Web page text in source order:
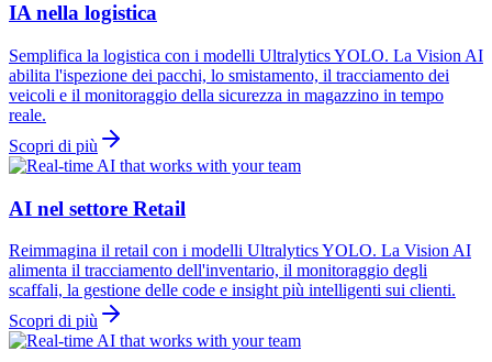
IA nella logistica
Semplifica la logistica con i modelli Ultralytics YOLO. La Vision AI
abilita l'ispezione dei pacchi, lo smistamento, il tracciamento dei
veicoli e il monitoraggio della sicurezza in magazzino in tempo
reale.
Scopri di più
AI nel settore Retail
Reimmagina il retail con i modelli Ultralytics YOLO. La Vision AI
alimenta il tracciamento dell'inventario, il monitoraggio degli
scaffali, la gestione delle code e insight più intelligenti sui clienti.
Scopri di più